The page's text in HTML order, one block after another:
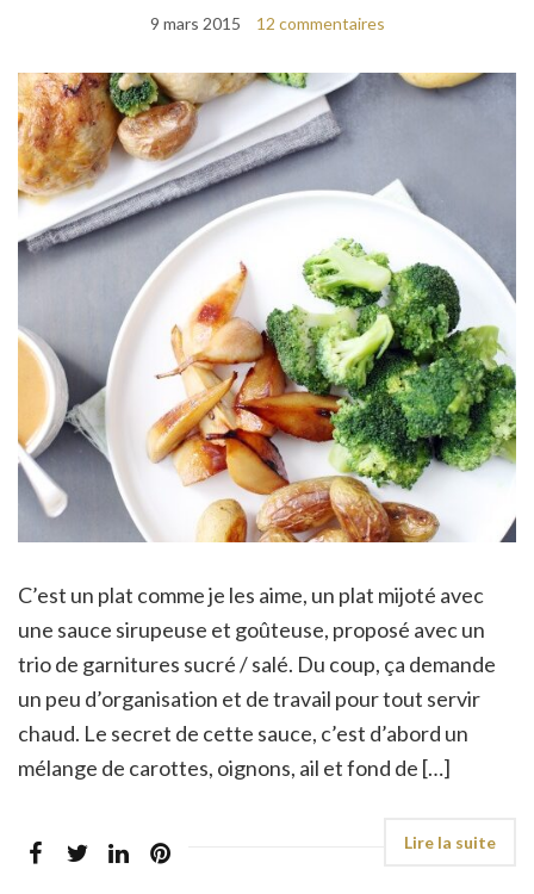
9 mars 2015 12 commentaires
C’est un plat comme je les aime, un plat mijoté avec
une sauce sirupeuse et goûteuse, proposé avec un
trio de garnitures sucré / salé. Du coup, ça demande
un peu d’organisation et de travail pour tout servir
chaud. Le secret de cette sauce, c’est d’abord un
mélange de carottes, oignons, ail et fond de […]